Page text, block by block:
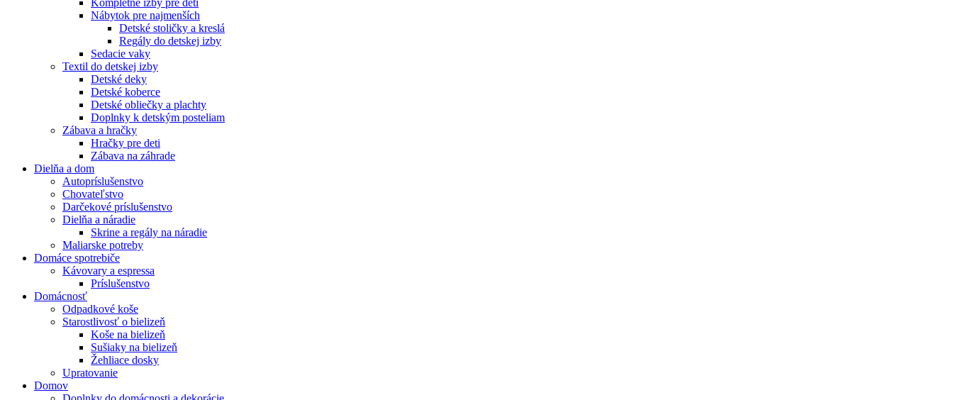
Kompletné izby pre deti
Nábytok pre najmenších
Detské stoličky a kreslá
Regály do detskej izby
Sedacie vaky
Textil do detskej izby
Detské deky
Detské koberce
Detské obliečky a plachty
Doplnky k detským posteliam
Zábava a hračky
Hračky pre deti
Zábava na záhrade
Dielňa a dom
Autopríslušenstvo
Chovateľstvo
Darčekové príslušenstvo
Dielňa a náradie
Skrine a regály na náradie
Maliarske potreby
Domáce spotrebiče
Kávovary a espressa
Príslušenstvo
Domácnosť
Odpadkové koše
Starostlivosť o bielizeň
Koše na bielizeň
Sušiaky na bielizeň
Žehliace dosky
Upratovanie
Domov